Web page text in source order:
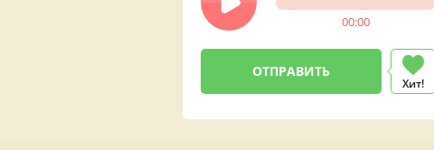
00:00
Хит!